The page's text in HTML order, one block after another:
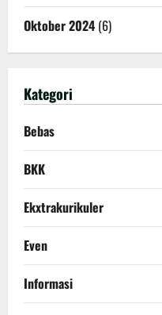
Oktober 2024 (6)
Kategori
Bebas
BKK
Ekxtrakurikuler
Even
Informasi